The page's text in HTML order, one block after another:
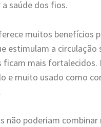
saúde dos fios.
muitos benefícios
estimulam a circulação
ficam mais fortalecidos.
e muito usado como
não poderiam